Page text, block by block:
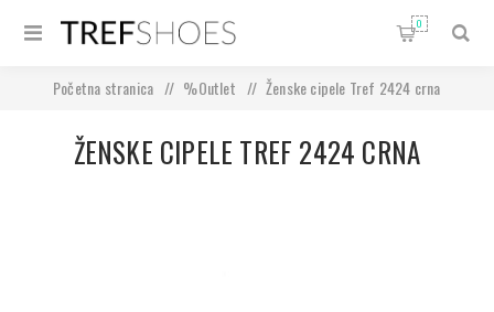
0
Početna stranica / %Outlet / Ženske cipele Tref 2424 crna
ŽENSKE CIPELE TREF 2424 CRNA